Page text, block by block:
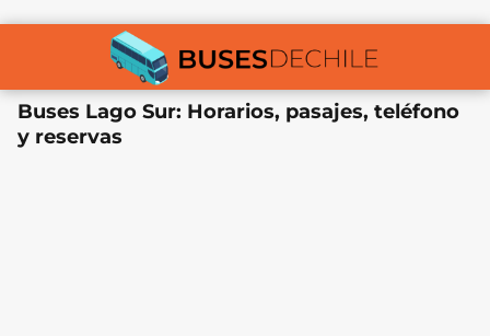
Buses Lago Sur: Horarios, pasajes, teléfono
y reservas